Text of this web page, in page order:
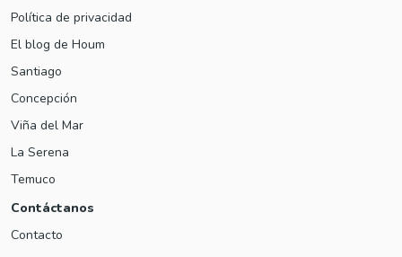
Política de privacidad
El blog de Houm
Santiago
Concepción
Viña del Mar
La Serena
Temuco
Contáctanos
Contacto